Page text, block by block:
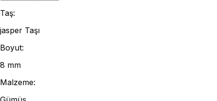
Taş:
jasper Taşı
Boyut:
8 mm
Malzeme: